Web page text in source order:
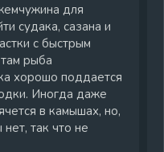
для
судака, сазана и
с быстрым
рыба
хорошо поддается
Иногда даже
в камышах, но,
так что не